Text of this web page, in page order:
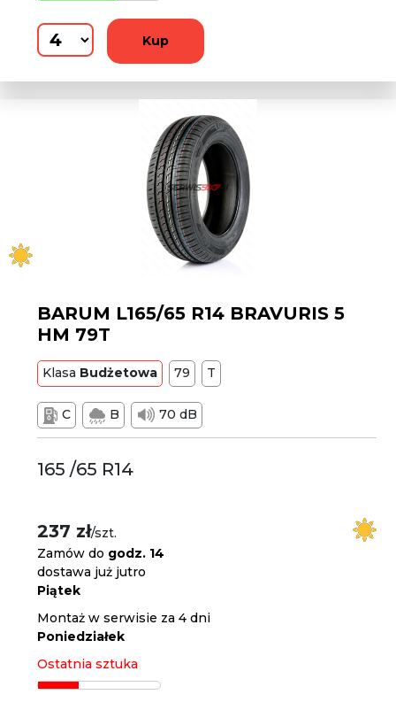
Kup
BARUM L165/65 R14 BRAVURIS 5
HM 79T
Klasa Budżetowa 79 T
C B 70 dB
165 /65 R14
237 zł/szt.
Zamów do godz. 14
dostawa już jutro
Piątek
Montaż w serwisie za 4 dni
Poniedziałek
Ostatnia sztuka